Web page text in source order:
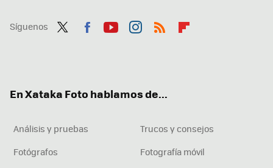
Síguenos
En Xataka Foto hablamos de...
Análisis y pruebas
Trucos y consejos
Fotógrafos
Fotografía móvil